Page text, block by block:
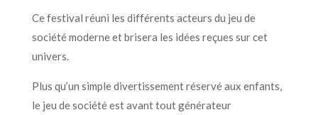
Ce festival réuni les différents acteurs du jeu de
société moderne et brisera les idées reçues sur cet
univers.
Plus qu’un simple divertissement réservé aux enfants,
le jeu de société est avant tout générateur